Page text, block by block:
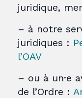
juridique,
– à notre
juridiques :
l’OAV
– ou à un·e
de l’Ordre :